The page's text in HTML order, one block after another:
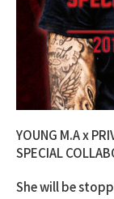
YOUNG M.A x
SPECIAL
She will be